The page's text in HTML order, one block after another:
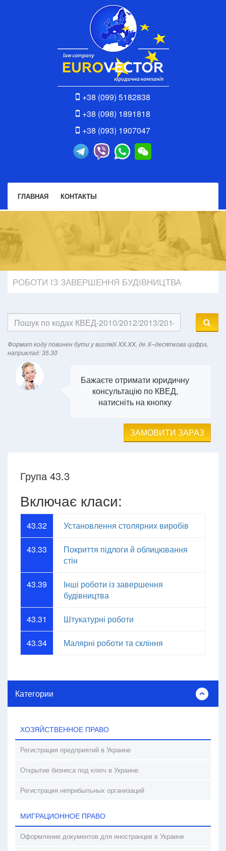
+38 (099) 5182838
+38 (098) 1891818
+38 (093) 1907047
ГЛАВНАЯ КОНТАКТЫ
РОБОТИ ІЗ ЗАВЕРШЕННЯ БУДІВНИЦТВА
Формат кодy повинен бути у вигляді XX.XX, де X–десяткова цифра,
наприклад: 35.30
Бажаєте отримати юридичну
консультацію по КВЕД,
натисніть на кнопку
ЗАМОВИТИ ЗАРАЗ
Група 43.3
Включає класи:
43.32 Установлення столярних виробів
43.33
Покриття підлоги й облицювання
стін
43.39
Інші роботи із завершення
будівництва
43.31 Штукатурні роботи
43.34 Малярні роботи та скління
Категории
ХОЗЯЙСТВЕННОЕ ПРАВО
Регистрация предприятий в Украине
Открытие бизнеса под ключ в Украине
Регистрация неприбыльных организаций
МИГРАЦИОННОЕ ПРАВО
Оформление документов для иностранцев в Украине